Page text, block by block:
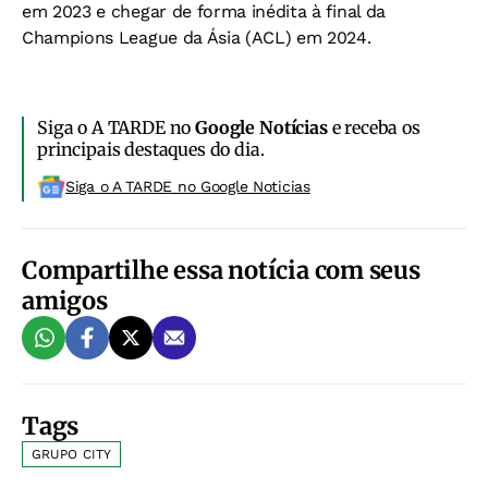
em 2023 e chegar de forma inédita à final da
Champions League da Ásia (ACL) em 2024.
Siga o A TARDE noGoogle Notíciase receba os
principais destaques do dia.
Siga o A TARDE no Google Noticias
Compartilhe essa notícia com seus
amigos
Tags
GRUPO CITY